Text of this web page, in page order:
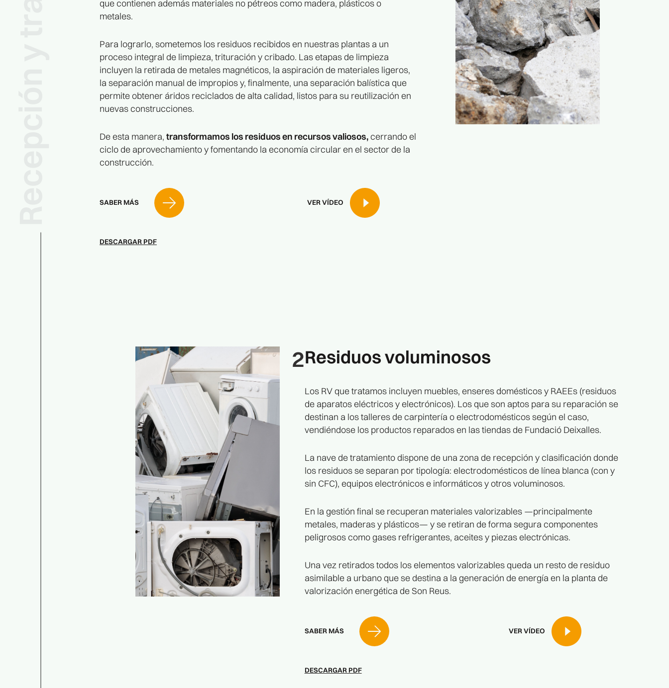
que contienen además materiales no pétreos como madera, plásticos o
metales.
Para lograrlo, sometemos los residuos recibidos en nuestras plantas a un
proceso integral de limpieza, trituración y cribado. Las etapas de limpieza
incluyen la retirada de metales magnéticos, la aspiración de materiales ligeros,
la separación manual de impropios y, finalmente, una separación balística que
permite obtener áridos reciclados de alta calidad, listos para su reutilización en
nuevas construcciones.
De esta manera, transformamos los residuos en recursos valiosos, cerrando el
ciclo de aprovechamiento y fomentando la economía circular en el sector de la
construcción.
SABER MÁS VER VÍDEO
DESCARGAR PDF
2Residuos voluminosos
Los RV que tratamos incluyen muebles, enseres domésticos y RAEEs (residuos
de aparatos eléctricos y electrónicos). Los que son aptos para su reparación se
destinan a los talleres de carpintería o electrodomésticos según el caso,
vendiéndose los productos reparados en las tiendas de Fundació Deixalles.
La nave de tratamiento dispone de una zona de recepción y clasificación donde
los residuos se separan por tipología: electrodomésticos de línea blanca (con y
sin CFC), equipos electrónicos e informáticos y otros voluminosos.
En la gestión final se recuperan materiales valorizables —principalmente
metales, maderas y plásticos— y se retiran de forma segura componentes
peligrosos como gases refrigerantes, aceites y piezas electrónicas.
Una vez retirados todos los elementos valorizables queda un resto de residuo
asimilable a urbano que se destina a la generación de energía en la planta de
valorización energética de Son Reus.
SABER MÁS VER VÍDEO
DESCARGAR PDF